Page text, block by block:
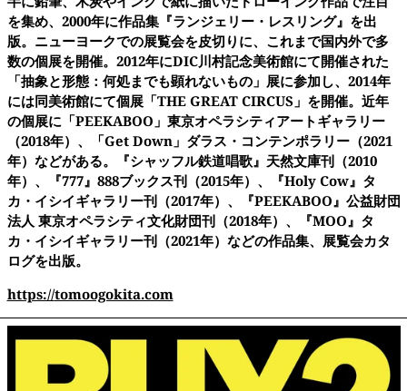
を集め、 2000年に作品集『ランジェリー・レスリング』 を出
版。ニューヨークでの展覧会を皮切りに、これまで国内外で多
数の個展を開催。 2012年にDIC川村記念美術館にて開催された
「抽象と形態：何処までも顕れないもの」展に参加し、 2014年
には同美術館にて個展「THE GREAT CIRCUS 」を開催。近年
の個展に「PEEKABOO 」東京オペラシティアートギャラリー
（2018年）、「Get Down」ダラス・コンテンポラリー（2021
年）などがある。
『シャッフル鉄道唱歌』 天然文庫刊（2010
年）、
『777』888ブックス刊（2015年）、 『Holy Cow』 タ
カ・イシイギャラリー刊（2017年）、 『PEEKABOO』 公益財団
法人 東京オペラシティ文化財団刊（2018年）、 『MOO』 タ
カ・イシイギャラリー刊（2021年）などの作品集、展覧会カタ
ログを出版。
https://tomoogokita.com